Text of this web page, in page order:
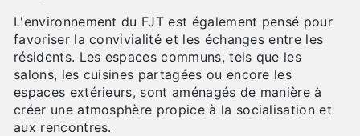
L'environnement du FJT est également pensé pour
favoriser la convivialité et les échanges entre les
résidents. Les espaces communs, tels que les
salons, les cuisines partagées ou encore les
espaces extérieurs, sont aménagés de manière à
créer une atmosphère propice à la socialisation et
aux rencontres.